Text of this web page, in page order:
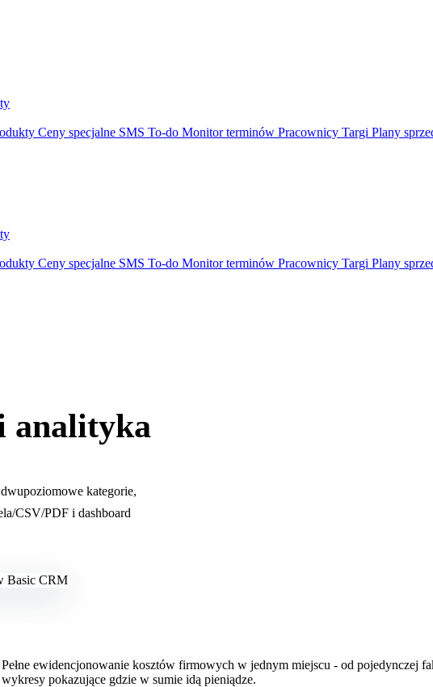
Ceny specjalne SMS To-do Monitor terminów Pracownicy Targi Plany
Ceny specjalne SMS To-do Monitor terminów Pracownicy Targi Plany
analityka
kategorie,
CSV/PDF i dashboard
Pełne ewidencjonowanie kosztów firmowych w jednym miejscu - od pojedynczej
wykresy pokazujące gdzie w sumie idą pieniądze.